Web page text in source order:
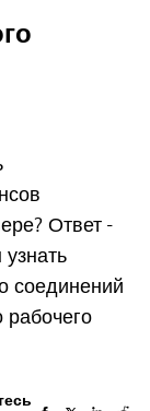
Ответ -
соединений